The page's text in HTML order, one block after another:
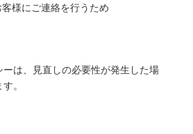
様にご連絡を行うため
は、見直しの必要性が発生した場
。